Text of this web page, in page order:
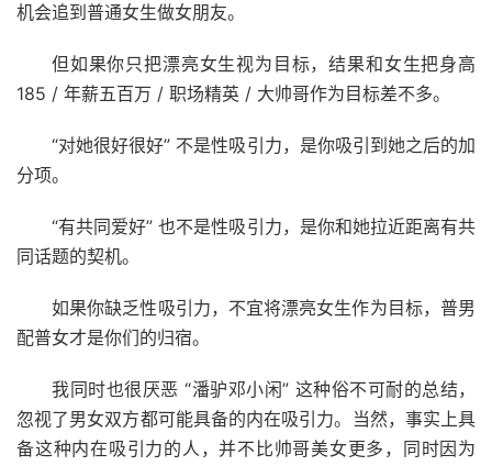
机会追到普通女生做女朋友。
但如果你只把漂亮女生视为目标，结果和女生把身高
185 / 年薪五百万 / 职场精英 / 大帅哥作为目标差不多。
“对她很好很好” 不是性吸引力，是你吸引到她之后的加
分项。
“有共同爱好” 也不是性吸引力，是你和她拉近距离有共
同话题的契机。
如果你缺乏性吸引力，不宜将漂亮女生作为目标，普男
配普女才是你们的归宿。
我同时也很厌恶 “潘驴邓小闲” 这种俗不可耐的总结，
忽视了男女双方都可能具备的内在吸引力。当然，事实上具
备这种内在吸引力的人，并不比帅哥美女更多，同时因为